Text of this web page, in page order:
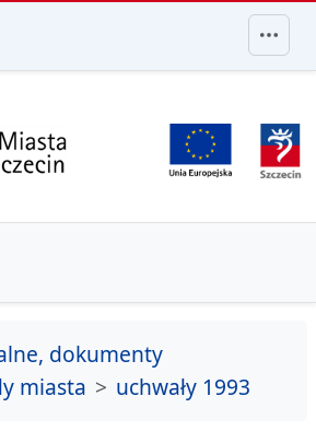
menu
dokumenty
miasta
uchwały 1993